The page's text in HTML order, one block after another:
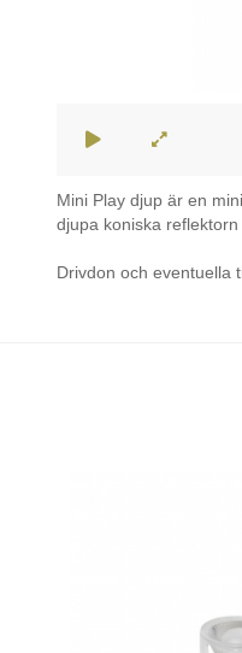
Mini Play djup är en
djupa koniska
Drivdon och eventuella